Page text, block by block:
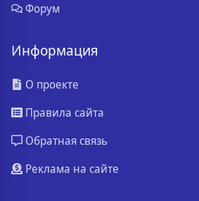
Форум
Информация
О проекте
Правила сайта
Обратная связь
Реклама на сайте